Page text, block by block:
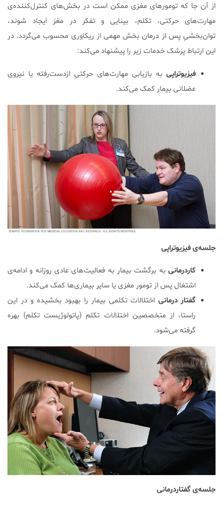
از آن جا که تومورهای مغزی ممکن است در بخش‌های کنترل‌کننده‌ی
مهارت‌های حرکتی، تکلم، بینایی و تفکر در مغز ایجاد شوند،
توان‌بخشیِپس از درمان بخش مهمی از ریکاوری محسوب می‌گردد. در
این ارتباط پزشک خدمات زیر را پیشنهاد می‌کند:
فیزیوتراپی به بازیابی مهارت‌های حرکتیِ ازدست‌رفته یا نیروی
عضلانی بیمار کمک می‌کند.
جلسه‌ی فیزیوتراپی
کاردرمانی به برگشت بیمار به فعالیت‌های عادی روزانه و ادامه‌ی
اشتغال پس از تومور مغزی یا سایر بیماری‌ها کمک می‌کند.
گفتار درمانی اختلالات تکلمی بیمار را بهبود بخشیده و در این
راستا، از متخصصین اختلالات تکلم (پاتولوژیست تکلم) بهره
گرفته می‌شود.
جلسه‌ی گفتاردرمانی